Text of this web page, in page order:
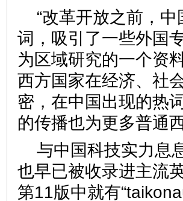
“改革开放之前，
词，吸引了一些外国
为区域研究的一个资
西方国家在经济、社
密，在中国出现的热
的传播也为更多普
与中国科技实力息
也早已被收录进主流
第11版中就有